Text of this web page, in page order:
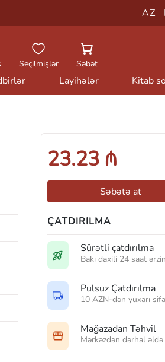
AZ
Seçilmişlər Səbət
Layihələr Kitab
23.23 ₼
Səbətə at
ÇATDIRILMA
Sürətli çatdırılma
Bakı daxili 24 saat
Pulsuz Çatdırılma
10 AZN-dən yuxarı
Mağazadan Təhvil
Mərkəzdən dərhal